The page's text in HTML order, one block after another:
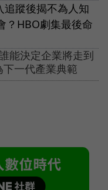
追蹤後揭不為人知
？HBO劇集最後命
能決定企業將走到
一代產業典範